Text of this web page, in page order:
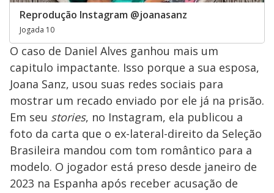
Reprodução Instagram @joanasanz
Jogada 10
O caso de Daniel Alves ganhou mais um
capitulo impactante. Isso porque a sua esposa,
Joana Sanz, usou suas redes sociais para
mostrar um recado enviado por ele já na prisão.
Em seu stories, no Instagram, ela publicou a
foto da carta que o ex-lateral-direito da Seleção
Brasileira mandou com tom romântico para a
modelo. O jogador está preso desde janeiro de
2023 na Espanha após receber acusação de